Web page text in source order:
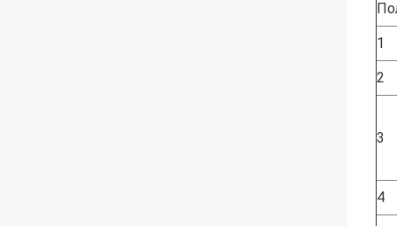
1
2
3
4